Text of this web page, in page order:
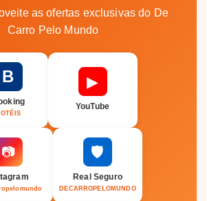
as ofertas exclusivas do De
Carro Pelo Mundo
B ▶
YouTube
📷 🛡️
Real Seguro
DECARROPELOMUNDO